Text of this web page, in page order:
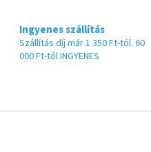
Ingyenes szállítás
Szállítás díj már 1 350 Ft-tól. 60
000 Ft-tól INGYENES